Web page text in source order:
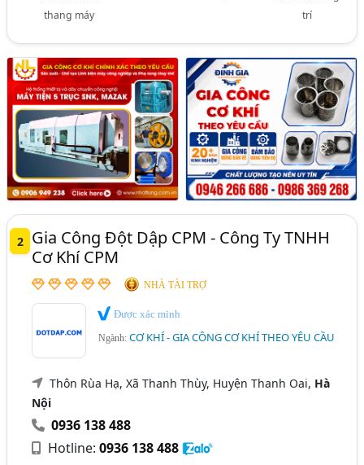
thang máy
trí
2
Gia Công Đột Dập CPM - Công Ty TNHH
Cơ Khí CPM
NHÀ TÀI TRỢ
Được xác minh
Ngành:CƠ KHÍ - GIA CÔNG CƠ KHÍ THEO YÊU CẦU
Thôn Rùa Hạ, Xã Thanh Thùy, Huyện Thanh Oai, Hà
Nội
0936 138 488
Hotline:0936 138 488